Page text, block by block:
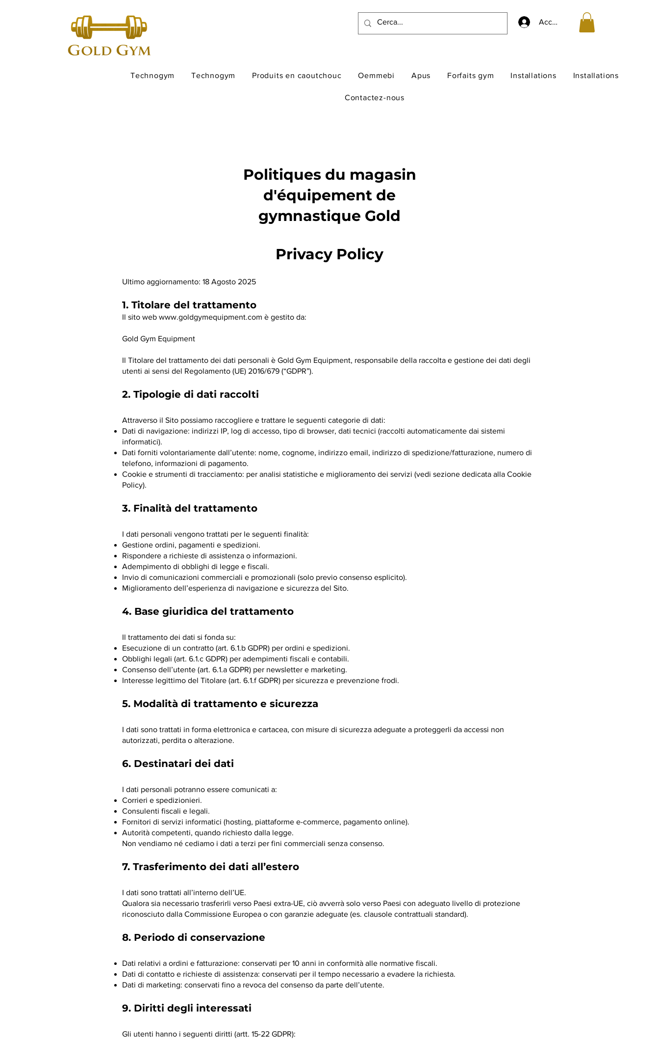
Accedi
Technogym Technogym Produits en caoutchouc Oemmebi Apus Forfaits gym Installations Installations
Contactez-nous
Politiques du magasin
d'équipement de
gymnastique Gold
Privacy Policy
Ultimo aggiornamento: 18 Agosto 2025
1. Titolare del trattamento
Il sito web www.goldgymequipment.com è gestito da:
Gold Gym Equipment
Il Titolare del trattamento dei dati personali è Gold Gym Equipment, responsabile della raccolta e gestione dei dati degli
utenti ai sensi del Regolamento (UE) 2016/679 (“GDPR”).
2. Tipologie di dati raccolti
Attraverso il Sito possiamo raccogliere e trattare le seguenti categorie di dati:
Dati di navigazione: indirizzi IP, log di accesso, tipo di browser, dati tecnici (raccolti automaticamente dai sistemi
informatici).
Dati forniti volontariamente dall’utente: nome, cognome, indirizzo email, indirizzo di spedizione/fatturazione, numero di
telefono, informazioni di pagamento.
Cookie e strumenti di tracciamento: per analisi statistiche e miglioramento dei servizi (vedi sezione dedicata alla Cookie
Policy).
3. Finalità del trattamento
I dati personali vengono trattati per le seguenti finalità:
Gestione ordini, pagamenti e spedizioni.
Rispondere a richieste di assistenza o informazioni.
Adempimento di obblighi di legge e fiscali.
Invio di comunicazioni commerciali e promozionali (solo previo consenso esplicito).
Miglioramento dell’esperienza di navigazione e sicurezza del Sito.
4. Base giuridica del trattamento
Il trattamento dei dati si fonda su:
Esecuzione di un contratto (art. 6.1.b GDPR) per ordini e spedizioni.
Obblighi legali (art. 6.1.c GDPR) per adempimenti fiscali e contabili.
Consenso dell’utente (art. 6.1.a GDPR) per newsletter e marketing.
Interesse legittimo del Titolare (art. 6.1.f GDPR) per sicurezza e prevenzione frodi.
5. Modalità di trattamento e sicurezza
I dati sono trattati in forma elettronica e cartacea, con misure di sicurezza adeguate a proteggerli da accessi non
autorizzati, perdita o alterazione.
6. Destinatari dei dati
I dati personali potranno essere comunicati a:
Corrieri e spedizionieri.
Consulenti fiscali e legali.
Fornitori di servizi informatici (hosting, piattaforme e-commerce, pagamento online).
Autorità competenti, quando richiesto dalla legge.
Non vendiamo né cediamo i dati a terzi per fini commerciali senza consenso.
7. Trasferimento dei dati all’estero
I dati sono trattati all’interno dell’UE.
Qualora sia necessario trasferirli verso Paesi extra-UE, ciò avverrà solo verso Paesi con adeguato livello di protezione
riconosciuto dalla Commissione Europea o con garanzie adeguate (es. clausole contrattuali standard).
8. Periodo di conservazione
Dati relativi a ordini e fatturazione: conservati per 10 anni in conformità alle normative fiscali.
Dati di contatto e richieste di assistenza: conservati per il tempo necessario a evadere la richiesta.
Dati di marketing: conservati fino a revoca del consenso da parte dell’utente.
9. Diritti degli interessati
Gli utenti hanno i seguenti diritti (artt. 15-22 GDPR):